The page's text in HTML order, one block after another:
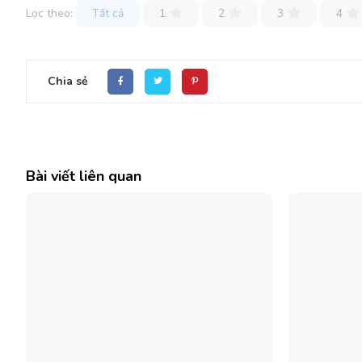
Lọc theo: Tất cả 1 2 3 4
Chia sẻ
Bài viết liên quan